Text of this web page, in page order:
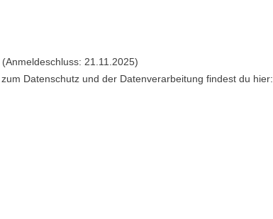
21.11.2025)
Datenschutz und der Datenverarbeitung findest du hier: